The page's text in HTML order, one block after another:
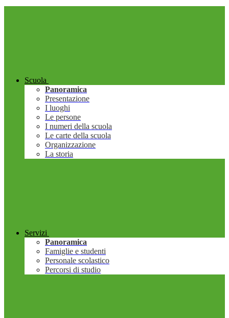
Scuola
Panoramica
Presentazione
I luoghi
Le persone
I numeri della scuola
Le carte della scuola
Organizzazione
La storia
Servizi
Panoramica
Famiglie e studenti
Personale scolastico
Percorsi di studio